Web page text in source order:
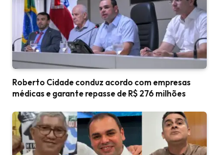
Roberto Cidade conduz acordo com empresas
médicas e garante repasse de R$ 276 milhões